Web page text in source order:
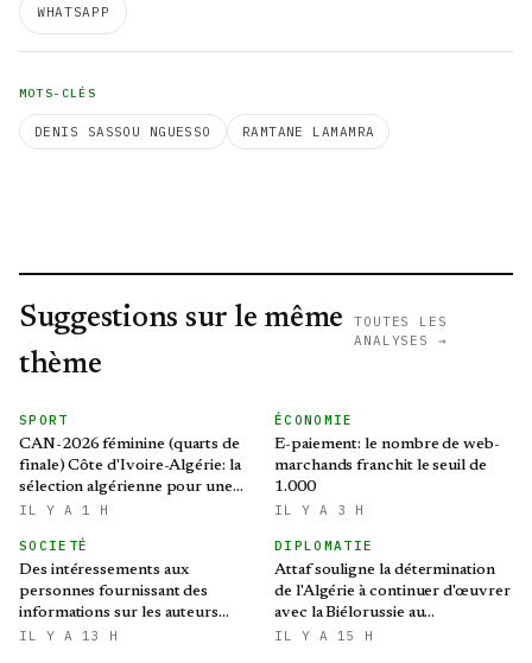
WHATSAPP
MOTS-CLÉS
DENIS SASSOU NGUESSO RAMTANE LAMAMRA
Suggestions sur le même
thème
TOUTES LES
ANALYSES →
SPORT
CAN-2026 féminine (quarts de
finale) Côte d'Ivoire-Algérie: la
sélection algérienne pour une
qualification historique au
IL Y A 1 H
ÉCONOMIE
E-paiement: le nombre de web-
marchands franchit le seuil de
1.000
IL Y A 3 H
SOCIETÉ
Des intéressements aux
personnes fournissant des
informations sur les auteurs
d’infractions liées aux stupéfiants
IL Y A 13 H
DIPLOMATIE
Attaf souligne la détermination
de l'Algérie à continuer d'œuvrer
avec la Biélorussie au
renforcement des relations
IL Y A 15 H